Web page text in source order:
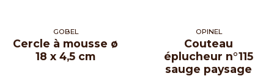
GOBEL
Cercle à mousse ø
18 x 4,5 cm
OPINEL
Couteau
éplucheur n°115
sauge paysage